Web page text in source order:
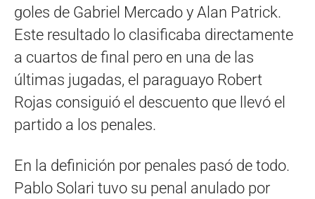
goles de Gabriel Mercado y Alan Patrick.
Este resultado lo clasificaba directamente
a cuartos de final pero en una de las
últimas jugadas, el paraguayo Robert
Rojas consiguió el descuento que llevó el
partido a los penales.
En la definición por penales pasó de todo.
Pablo Solari tuvo su penal anulado por